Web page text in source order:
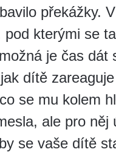
překážky.
kterými se
je čas dát
dítě
se mu kolem
ale pro něj
se vaše dítě